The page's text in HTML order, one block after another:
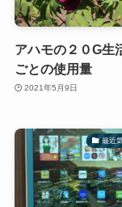
アハモの２０G生
ごとの使用量
2021年5月9日
最近